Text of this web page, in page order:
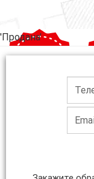
'Продана'